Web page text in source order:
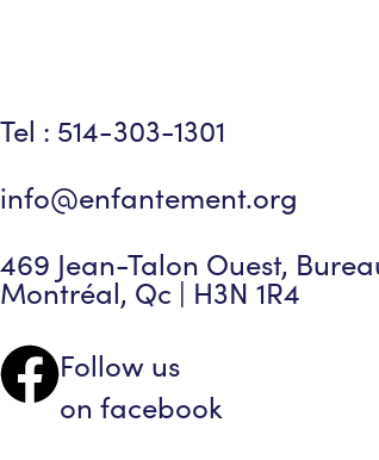
Tel : 514-303-1301
info@enfantement.org
469 Jean-Talon Ouest,
Montréal, Qc | H3N 1R4
Follow us
on facebook